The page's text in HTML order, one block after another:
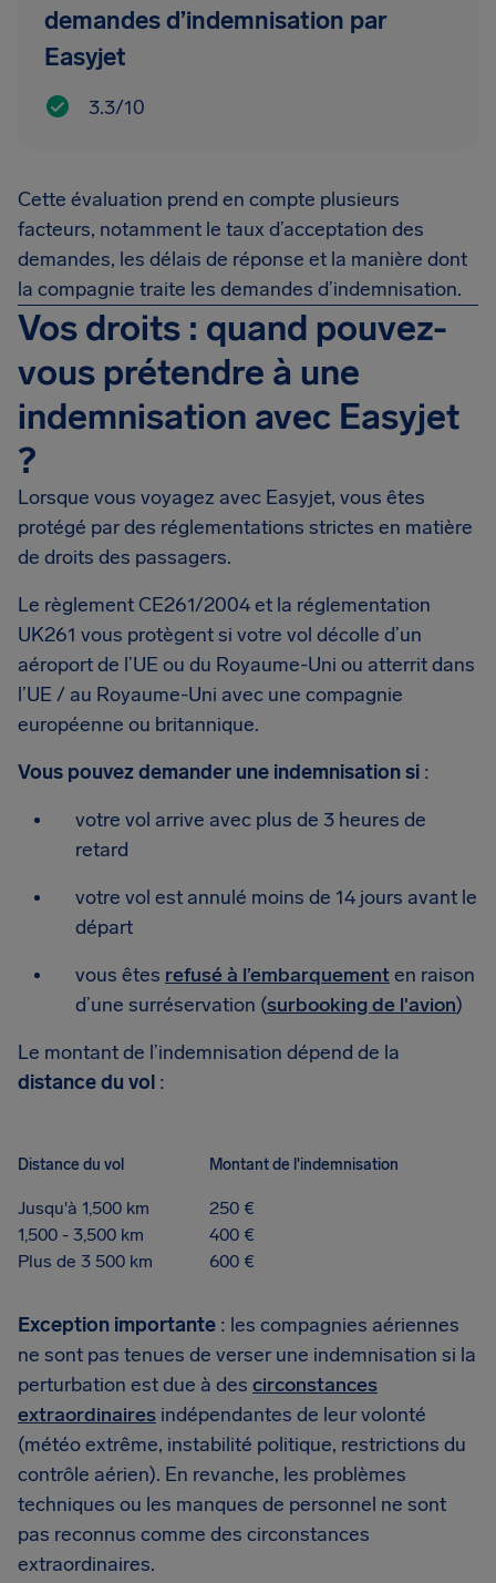
demandes d’indemnisation par
Easyjet
3.3/10
Cette évaluation prend en compte plusieurs
facteurs, notamment le taux d’acceptation des
demandes, les délais de réponse et la manière dont
la compagnie traite les demandes d’indemnisation.
Vos droits : quand pouvez-
vous prétendre à une
indemnisation avec Easyjet
?
Lorsque vous voyagez avec Easyjet, vous êtes
protégé par des réglementations strictes en matière
de droits des passagers.
Le règlement CE261/2004 et la réglementation
UK261 vous protègent si votre vol décolle d’un
aéroport de l’UE ou du Royaume-Uni ou atterrit dans
l’UE / au Royaume-Uni avec une compagnie
européenne ou britannique.
Vous pouvez demander une indemnisation si :
votre vol arrive avec plus de 3 heures de
retard
votre vol est annulé moins de 14 jours avant le
départ
vous êtes refusé à l’embarquementen raison
d’une surréservation (surbooking de l'avion)
Le montant de l’indemnisation dépend de la
distance du vol :
Distance du vol Montant de l'indemnisation
Jusqu'à 1,500 km
250 €
1,500 - 3,500 km
400 €
Plus de 3 500 km
600 €
Exception importante : les compagnies aériennes
ne sont pas tenues de verser une indemnisation si la
perturbation est due à des circonstances
extraordinaires indépendantes de leur volonté
(météo extrême, instabilité politique, restrictions du
contrôle aérien). En revanche, les problèmes
techniques ou les manques de personnel ne sont
pas reconnus comme des circonstances
extraordinaires.